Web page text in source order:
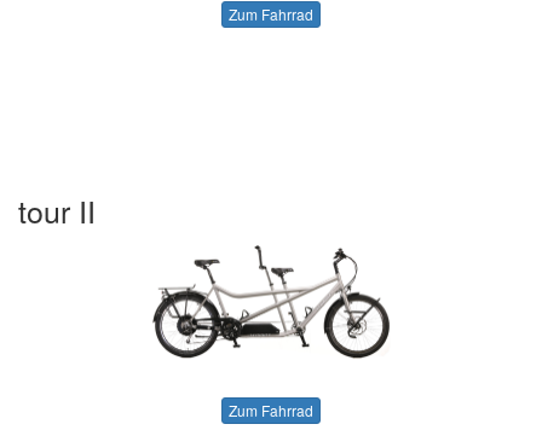
Zum Fahrrad
tour II
Zum Fahrrad